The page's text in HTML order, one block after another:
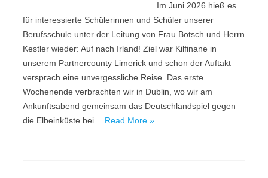
Im Juni 2026 hieß es
für interessierte Schülerinnen und Schüler unserer
Berufsschule unter der Leitung von Frau Botsch und Herrn
Kestler wieder: Auf nach Irland! Ziel war Kilfinane in
unserem Partnercounty Limerick und schon der Auftakt
versprach eine unvergessliche Reise. Das erste
Wochenende verbrachten wir in Dublin, wo wir am
Ankunftsabend gemeinsam das Deutschlandspiel gegen
die Elbeinküste bei… Read More »